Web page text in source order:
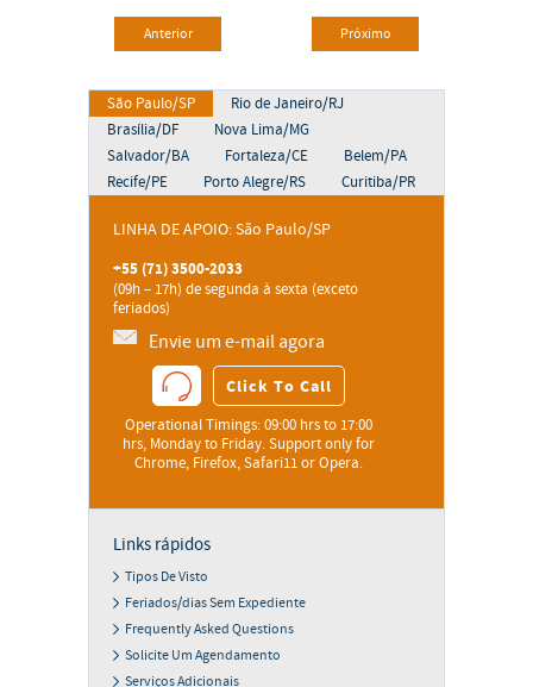
Anterior Próximo
São Paulo/SP
Rio de Janeiro/RJ
Brasília/DF
Nova Lima/MG
Salvador/BA
Fortaleza/CE
Belem/PA
Recife/PE
Porto Alegre/RS Curitiba/PR
LINHA DE APOIO: São Paulo/SP
+55 (71) 3500-2033
(09h – 17h) de segunda à sexta (exceto
feriados)
Envie um e-mail agora
Click To Call
Operational Timings: 09:00 hrs to 17:00
hrs, Monday to Friday. Support only for
Chrome, Firefox, Safari11 or Opera.
Links rápidos
Tipos De Visto
Feriados/dias Sem Expediente
Frequently Asked Questions
Solicite Um Agendamento
Serviços Adicionais